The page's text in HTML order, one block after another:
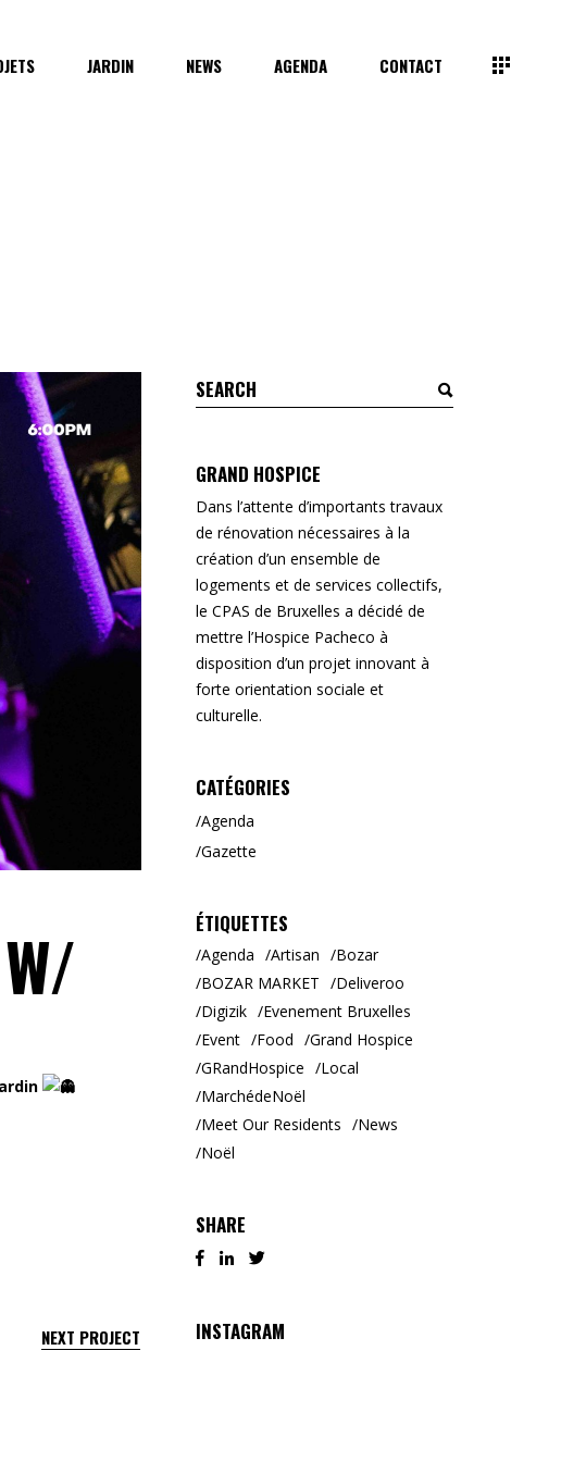
JARDIN NEWS AGENDA CONTACT
NEXT PROJECT
Search
for:
GRAND HOSPICE
Dans l’attente d’importants travaux
de rénovation nécessaires à la
création d’un ensemble de
logements et de services collectifs,
le CPAS de Bruxelles a décidé de
mettre l’Hospice Pacheco à
disposition d’un projet innovant à
forte orientation sociale et
culturelle.
CATÉGORIES
Agenda
Gazette
ÉTIQUETTES
Agenda Artisan
Bozar
BOZAR MARKET
Deliveroo
Digizik
Evenement Bruxelles
Event
Food
Grand Hospice
GRandHospice
Local
MarchédeNoël
Meet Our Residents
News
Noël
SHARE
INSTAGRAM